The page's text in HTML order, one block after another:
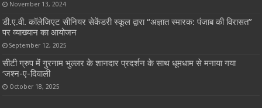
November 13, 2024
डी.ए.वी. कॉलेजिएट सीनियर सेकेंडरी स्कूल द्वारा “अज्ञात स्मारक: पंजाब की विरासत”
पर व्याख्यान का आयोजन
September 12, 2025
सीटी ग्रुप में गुरनाम भुल्लर के शानदार प्रदर्शन के साथ धूमधाम से मनाया गया
‘जश्न-ए-दिवाली
October 18, 2025